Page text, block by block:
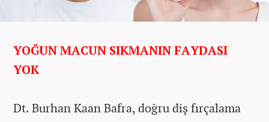
YOĞUN MACUN SIKMANIN FAYDASI
YOK
Dt. Burhan Kaan Bafra, doğru diş fırçalama